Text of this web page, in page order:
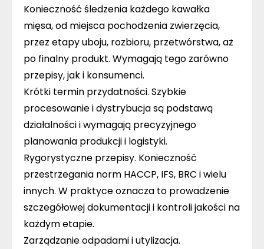
Konieczność śledzenia każdego kawałka
mięsa, od miejsca pochodzenia zwierzęcia,
przez etapy uboju, rozbioru, przetwórstwa, aż
po finalny produkt. Wymagają tego zarówno
przepisy, jak i konsumenci.
Krótki termin przydatności. Szybkie
procesowanie i dystrybucja są podstawą
działalności i wymagają precyzyjnego
planowania produkcji i logistyki.
Rygorystyczne przepisy. Konieczność
przestrzegania norm HACCP, IFS, BRC i wielu
innych. W praktyce oznacza to prowadzenie
szczegółowej dokumentacji i kontroli jakości na
każdym etapie.
Zarządzanie odpadami i utylizacja.